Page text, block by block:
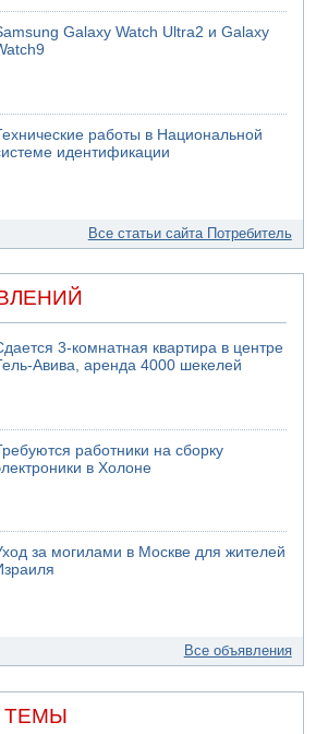
Galaxy Watch Ultra2 и Galaxy
работы в Национальной
идентификации
Все статьи сайта Потребитель
3-комнатная квартира в центре
Авива, аренда 4000 шекелей
работники на сборку
в Холоне
за могилами в Москве для жителей
Все объявления
ТЕМЫ